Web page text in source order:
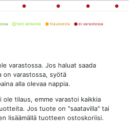
heti verkosta tilauksesta ei varastossa
varastossa. Jos haluat saada
varastossa, syötä
alla olevaa nappia.
ole tilaus, emme varastoi kaikkia
Jos tuote on "saatavilla" tai
lisäämällä tuotteen ostoskoriisi.